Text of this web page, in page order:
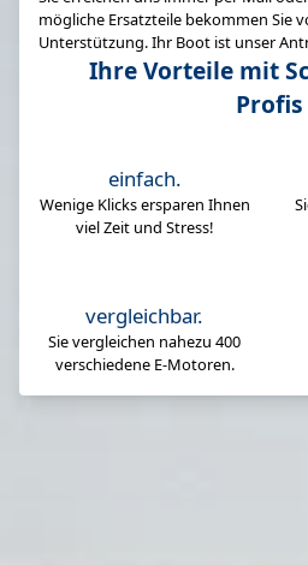
mögliche Ersatzteile bekommen Sie
Unterstützung. Ihr Boot ist unser
Ihre Vorteile mit
Profis
einfach.
Wenige Klicks ersparen Ihnen
viel Zeit und Stress!
vergleichbar.
Sie vergleichen nahezu 400
verschiedene E-Motoren.